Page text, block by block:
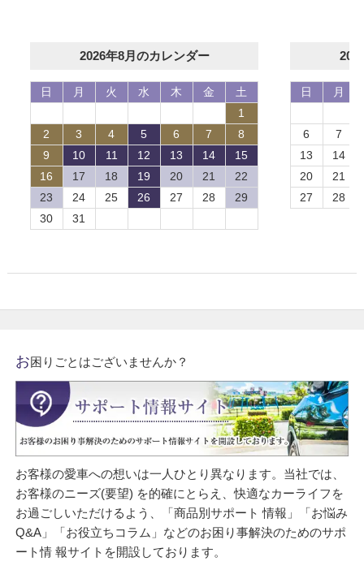
2026年8月のカレンダー
日 月 火 水 木 金
土
1
2
3 4 5 6 7
8
9
10 11 12 13 14
15
16
17 18 19 20 21
22
23
24 25 26 27 28
29
30
31
日 月
6
7
13
14
20
21
27
28
お困りごとはございませんか？
お客様の愛車への想いは一人ひとり異なります。当社では、
お客様のニーズ(要望) を的確にとらえ、快適なカーライフを
お過ごしいただけるよう、「商品別サポート 情報」「お悩み
Q&A」「お役立ちコラム」などのお困り事解決のためのサポ
ート情 報サイトを開設しております。